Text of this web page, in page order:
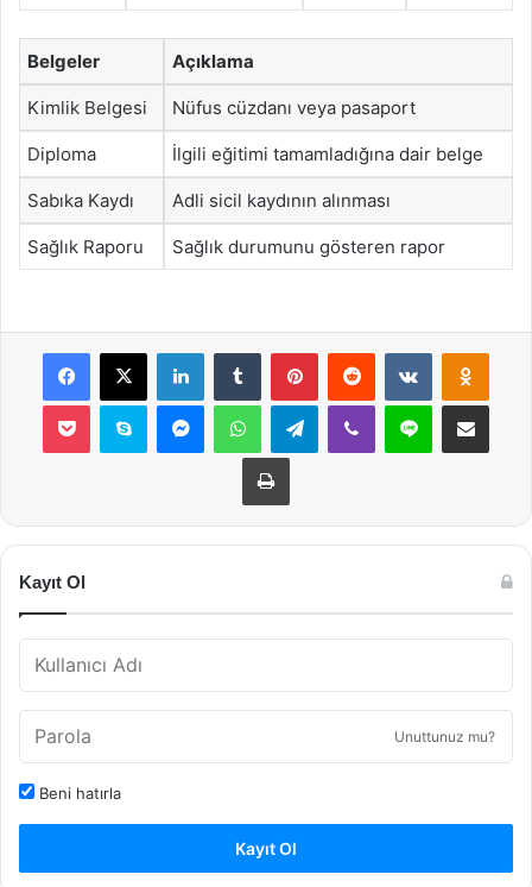
Belgeler Açıklama
Kimlik Belgesi Nüfus cüzdanı veya pasaport
Diploma İlgili eğitimi tamamladığına dair belge
Sabıka Kaydı Adli sicil kaydının alınması
Sağlık Raporu Sağlık durumunu gösteren rapor
Facebook
X LinkedInTumblr PinterestReddit VKontakte
Pocket Skype MessengerWhatsAppTelegramViber Line E-Posta ile
Yazdır
Kayıt Ol
Unuttunuz mu?
Beni hatırla
Kayıt Ol